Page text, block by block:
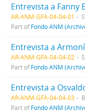
Entrevista a Fanny
AR-ANM-GFA-04-04-01
Part ofFondo ANM
Entrevista a
AR-ANM-GFA-04-04-02
Part ofFondo ANM
Entrevista a
AR-ANM-GFA-04-04-03
Part ofFondo ANM